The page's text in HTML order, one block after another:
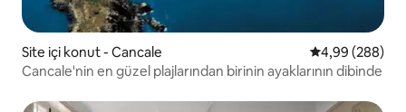
Site içi konut - Cancale 5 üzerinden
4,99 (288)
Cancale'nin en güzel plajlarından birinin ayaklarının dibinde